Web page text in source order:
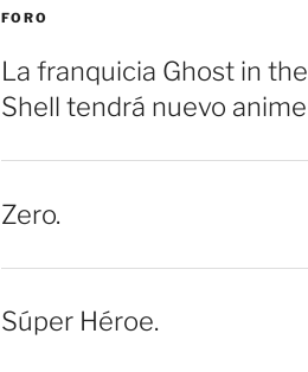
FORO
La franquicia Ghost in the
Shell tendrá nuevo anime
Zero.
Súper Héroe.